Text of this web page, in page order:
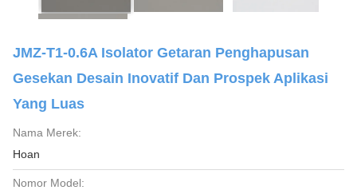
JMZ-T1-0.6A Isolator Getaran Penghapusan
Gesekan Desain Inovatif Dan Prospek Aplikasi
Yang Luas
Nama Merek:
Hoan
Nomor Model: